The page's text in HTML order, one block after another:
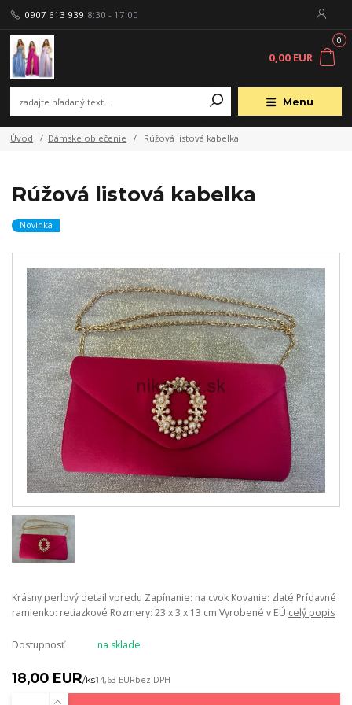
Menu
0907 613 939 8:30 - 17:00
0
0,00 EUR
Úvod Dámske oblečenie Rúžová listová kabelka
Rúžová listová kabelka
Novinka
Krásny perlový detail vpredu Zapínanie: na cvok Kovanie: zlaté Prídavné
ramienko: retiazkové Rozmery: 23 x 3 x 13 cm Vyrobené v EÚ celý popis
Dostupnosť na sklade
18,00 EUR/ks14,63 EURbez DPH